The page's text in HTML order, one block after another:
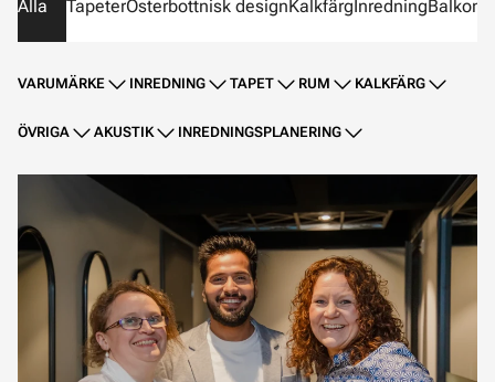
Alla TapeterÖsterbottnisk designKalkfärgInredning
VARUMÄRKE INREDNING TAPET RUM KALKFÄRG
ÖVRIGA AKUSTIK INREDNINGSPLANERING